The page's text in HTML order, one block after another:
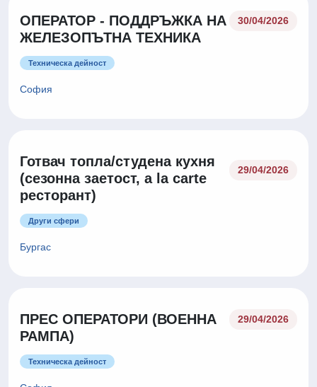
ОПЕРАТОР - ПОДДРЪЖКА НА
ЖЕЛЕЗОПЪТНА ТЕХНИКА
30/04/2026
Техническа дейност
София
Готвач топла/студена кухня
(сезонна заетост, a la carte
ресторант)
29/04/2026
Други сфери
Бургас
ПРЕС ОПЕРАТОРИ (ВОЕННА
РАМПА)
29/04/2026
Техническа дейност